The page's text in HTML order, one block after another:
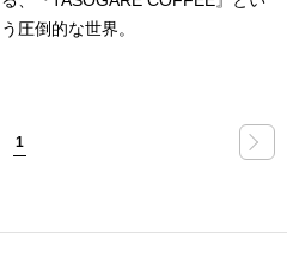
う圧倒的な世界。
1 »